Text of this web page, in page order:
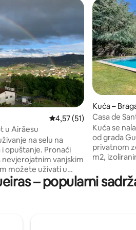
30
Prosječna ocjena: 4,57/5,
4,57 (51)
u Airãesu
na selu na
Pronaći
nevjerojatnim vanjskim
možete uživati u
od izlaska sunca do
noću.
Kuća –
Casa de
Kuća se
od grada
privatnom
m2,
zaštićeni
sigurnost i
– popularni